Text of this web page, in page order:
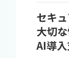
セキ
大切
AI導入